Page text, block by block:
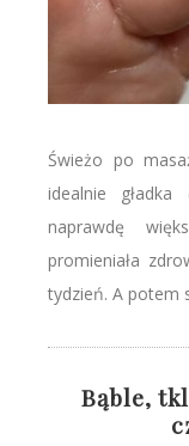
Świeżo po
idealnie
naprawdę
promieniała
tydzień. A potem
Bąble,